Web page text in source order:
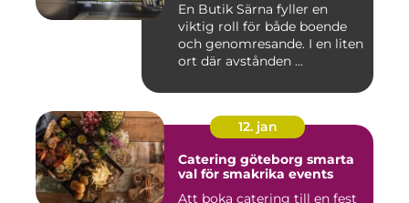
En Butik Särna fyller en
viktig roll för både boende
och genomresande. I en liten
ort där avstånden ...
12. jan
Catering göteborg smarta
val för smakrika events
Att boka catering till en fest